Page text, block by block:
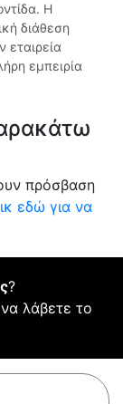
Η
διάθεση
εταιρεία
εμπειρία
πρόσβαση
εδώ για να
?
λάβετε το